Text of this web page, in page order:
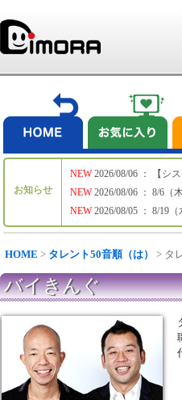
お知らせ
NEW
NEW
NEW
2026/08/06 ： 【シ
2026/08/06 ： 8/6
2026/08/05 ： 8/19
HOME > タレント50音順（は） > タ
バイきんぐ